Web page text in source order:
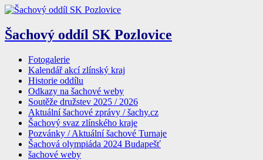
Šachový oddíl SK Pozlovice
Fotogalerie
Kalendář akcí zlínský kraj
Historie oddílu
Odkazy na šachové weby
Soutěže družstev 2025 / 2026
Aktuální šachové zprávy / šachy.cz
Šachový svaz zlínského kraje
Pozvánky / Aktuální šachové Turnaje
Šachová olympiáda 2024 Budapešť
šachové weby